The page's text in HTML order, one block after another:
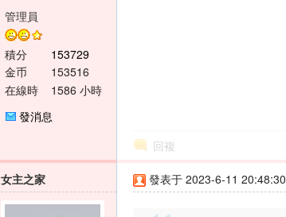
管理員
積分
153729
金币
153516
在線時
1586 小時
發消息
回複
女主之家 發表于 2023-6-11 20:48:30